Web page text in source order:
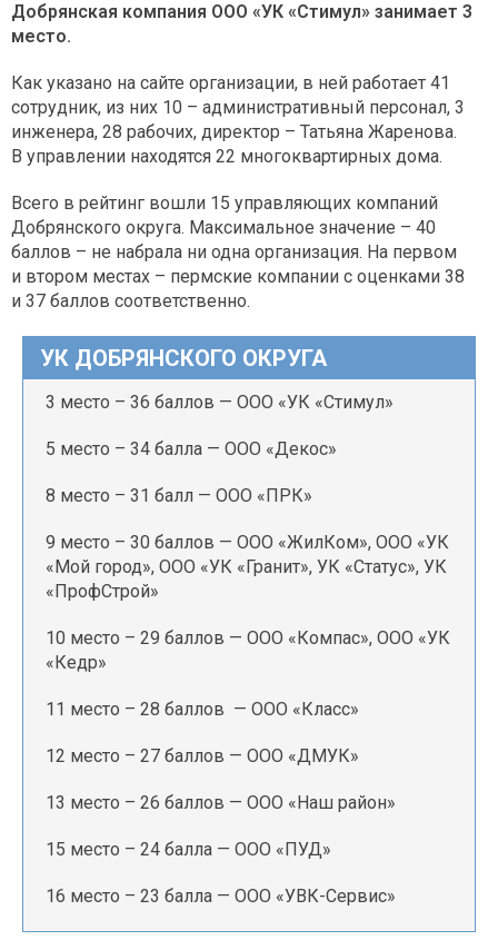
Добрянская компания ООО «УК «Стимул» занимает 3
место.
Как указано на сайте организации, в ней работает 41
сотрудник, из них 10 – административный персонал, 3
инженера, 28 рабочих, директор – Татьяна Жаренова.
В управлении находятся 22 многоквартирных дома.
Всего в рейтинг вошли 15 управляющих компаний
Добрянского округа. Максимальное значение – 40
баллов – не набрала ни одна организация. На первом
и втором местах – пермские компании с оценками 38
и 37 баллов соответственно.
УК ДОБРЯНСКОГО ОКРУГА
3 место – 36 баллов — ООО «УК «Стимул»
5 место – 34 балла — ООО «Декос»
8 место – 31 балл — ООО «ПРК»
9 место – 30 баллов — ООО «ЖилКом», ООО «УК
«Мой город», ООО «УК «Гранит», УК «Статус», УК
«ПрофСтрой»
10 место – 29 баллов — ООО «Компас», ООО «УК
«Кедр»
11 место – 28 баллов — ООО «Класс»
12 место – 27 баллов — ООО «ДМУК»
13 место – 26 баллов — ООО «Наш район»
15 место – 24 балла — ООО «ПУД»
16 место – 23 балла — ООО «УВК-Сервис»